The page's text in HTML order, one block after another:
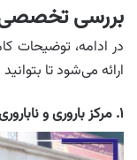
بررسی تخصصی
در ادامه، توضیحات
ارائه می‌شود تا
۱. مرکز باروری و ناباروری اصفهان